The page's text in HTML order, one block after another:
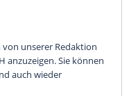
unserer Redaktion
anzuzeigen. Sie können
auch wieder